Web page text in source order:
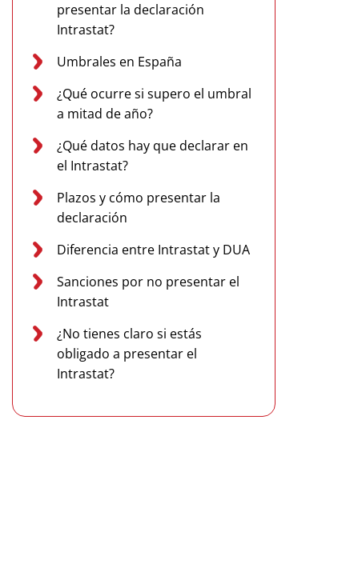
presentar la declaración
Intrastat?
Umbrales en España
¿Qué ocurre si supero el umbral
a mitad de año?
¿Qué datos hay que declarar en
el Intrastat?
Plazos y cómo presentar la
declaración
Diferencia entre Intrastat y DUA
Sanciones por no presentar el
Intrastat
¿No tienes claro si estás
obligado a presentar el
Intrastat?